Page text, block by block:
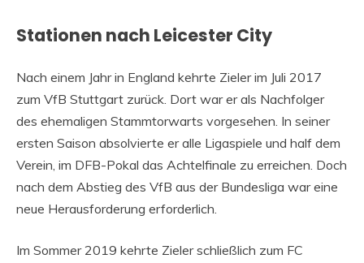
Stationen nach Leicester City
Nach einem Jahr in England kehrte Zieler im Juli 2017
zum VfB Stuttgart zurück. Dort war er als Nachfolger
des ehemaligen Stammtorwarts vorgesehen. In seiner
ersten Saison absolvierte er alle Ligaspiele und half dem
Verein, im DFB-Pokal das Achtelfinale zu erreichen. Doch
nach dem Abstieg des VfB aus der Bundesliga war eine
neue Herausforderung erforderlich.
Im Sommer 2019 kehrte Zieler schließlich zum FC